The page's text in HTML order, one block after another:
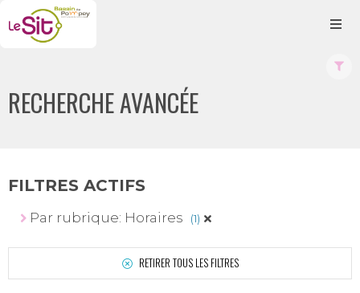
RECHERCHE AVANCÉE
FILTRES ACTIFS
Par rubrique: Horaires (1)
RETIRER TOUS LES FILTRES